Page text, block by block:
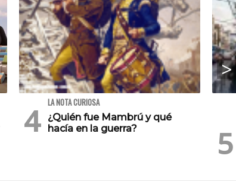
LA NOTA CURIOSA
¿Quién fue Mambrú y qué
hacía en la guerra?